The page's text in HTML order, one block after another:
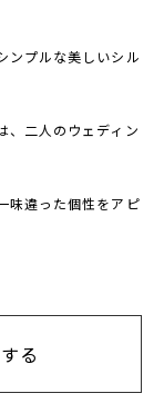
ンプルな美しいシル
、二人のウェディン
味違った個性をアピ
る